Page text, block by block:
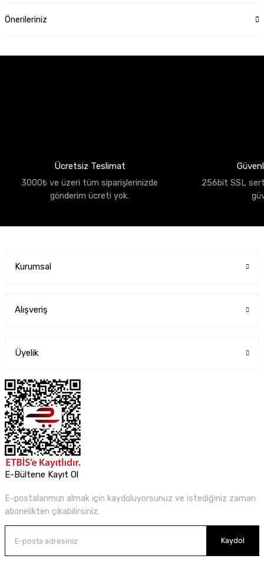
Önerileriniz
Ücretsiz Teslimat
3000₺ ve üzeri tüm siparişlerinizde
gönderim ücreti yok.
256bit SSL
Kurumsal
Alışveriş
Üyelik
E-Bültene Kayıt Ol
E-postalarımızı almak için kaydoluyorsunuz ve istediğiniz zaman
abonelikten çıkabilirsiniz.
Kaydol